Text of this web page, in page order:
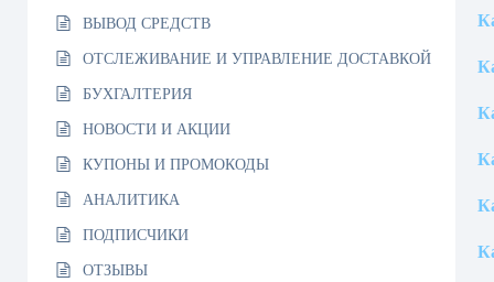
ВЫВОД СРЕДСТВ
ОТСЛЕЖИВАНИЕ И УПРАВЛЕНИЕ ДОСТАВКОЙ
БУХГАЛТЕРИЯ
НОВОСТИ И АКЦИИ
КУПОНЫ И ПРОМОКОДЫ
АНАЛИТИКА
ПОДПИСЧИКИ
ОТЗЫВЫ